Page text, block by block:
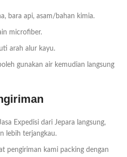
bara api, asam/bahan kimia.
microfiber.
arah alur kayu.
gunakan air kemudian langsung
Expedisi dari Jepara langsung,
lebih terjangkau.
pengiriman kami packing dengan